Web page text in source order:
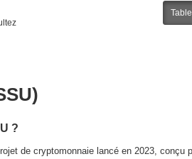
?
de cryptomonnaie lancé en 2023,